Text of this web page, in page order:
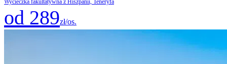
od 289zł/os.